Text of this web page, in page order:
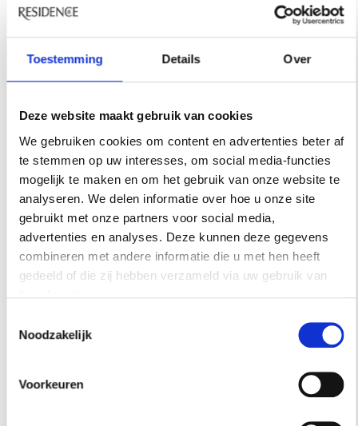
Toestemming Details Over
Deze website maakt gebruik van cookies
We gebruiken cookies om content en advertenties beter af
te stemmen op uw interesses, om social media-functies
mogelijk te maken en om het gebruik van onze website te
analyseren. We delen informatie over hoe u onze site
gebruikt met onze partners voor social media,
advertenties en analyses. Deze kunnen deze gegevens
combineren met andere informatie die u met hen heeft
gedeeld of die zij hebben verzameld via uw gebruik van
Noodzakelijk
Voorkeuren
elkaar en met ander servies. Ieder kopje heeft
een unieke afwerking, € 20.
SHOP
Residence kan commissie verdienen met links op
deze pagina, uiteraard selecteren wij alleen
producten die wij zelf ook fantastisch vinden. Lees
hierhoe dat werkt.
INSPIRATIE